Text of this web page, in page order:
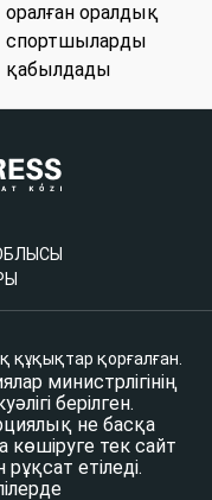
оралған оралдық
спортшыларды
қабылдады
қорғалған.
министрлігінің
берілген.
не басқа
көшіруге тек сайт
етіледі.